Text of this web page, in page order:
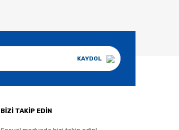
KAYDOL
BİZİ TAKİP EDİN